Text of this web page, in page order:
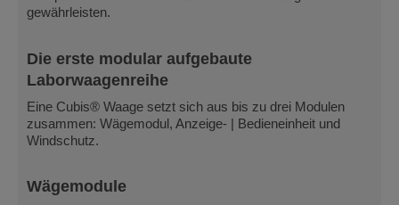
gewährleisten.
Die erste modular aufgebaute
Laborwaagenreihe
Eine Cubis® Waage setzt sich aus bis zu drei Modulen
zusammen: Wägemodul, Anzeige- | Bedieneinheit und
Windschutz.
Wägemodule